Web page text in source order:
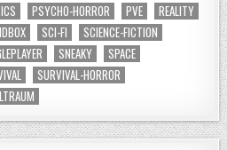
PSYCHO-HORROR PVE
REALITY
SCI-FI
SCIENCE-FICTION
SNEAKY
SPACE
SURVIVAL-HORROR